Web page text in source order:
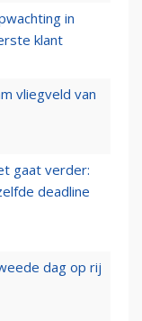
in
klant
vliegveld van
gaat verder:
deadline
dag op rij